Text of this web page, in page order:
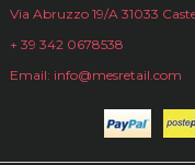
Via Abruzzo 19/A 31033
+ 39 342 0678538
Email: info@mesretail.com